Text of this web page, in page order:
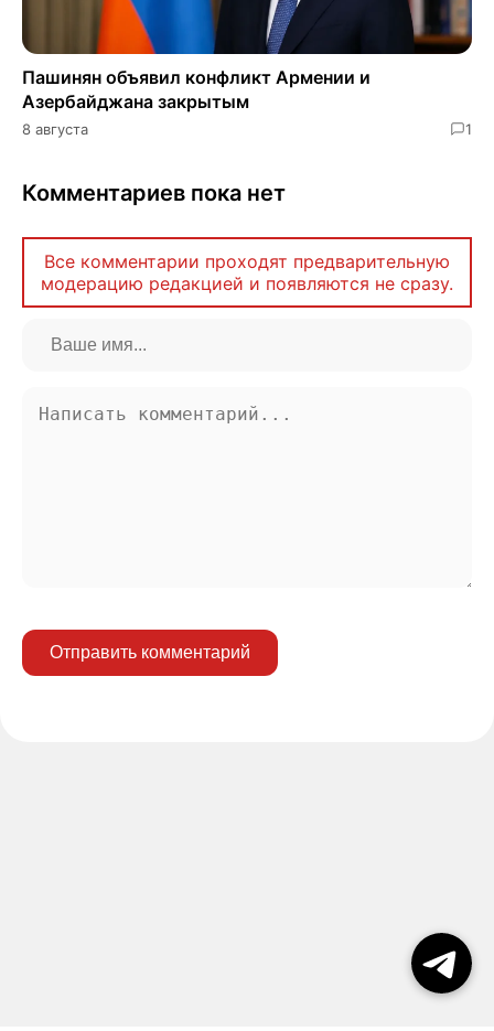
Пашинян объявил конфликт Армении и
Азербайджана закрытым
8 августа 1
Комментариев пока нет
Все комментарии проходят предварительную
модерацию редакцией и появляются не сразу.
Отправить комментарий